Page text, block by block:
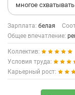
многое
Зарплата: белая
Общее впечатление:
Коллектив:
Условия труда:
Карьерный рост: